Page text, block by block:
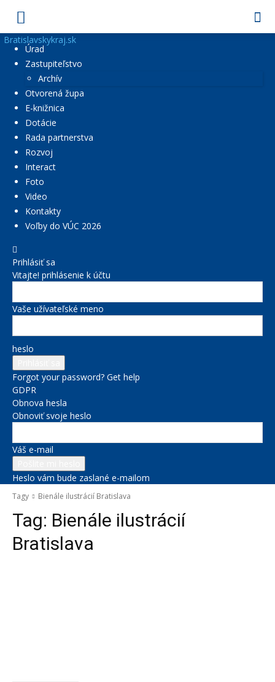
Bratislavskykraj.sk
Úrad
Zastupiteľstvo
Archív
Otvorená župa
E-knižnica
Dotácie
Rada partnerstva
Rozvoj
Interact
Foto
Video
Kontakty
Voľby do VÚC 2026
Prihlásiť sa
Vitajte! prihlásenie k účtu
Vaše užívateľské meno
heslo
Forgot your password? Get help
GDPR
Obnova hesla
Obnoviť svoje heslo
Váš e-mail
Heslo vám bude zaslané e-mailom
Tagy Bienále ilustrácií Bratislava
Tag: Bienále ilustrácií
Bratislava